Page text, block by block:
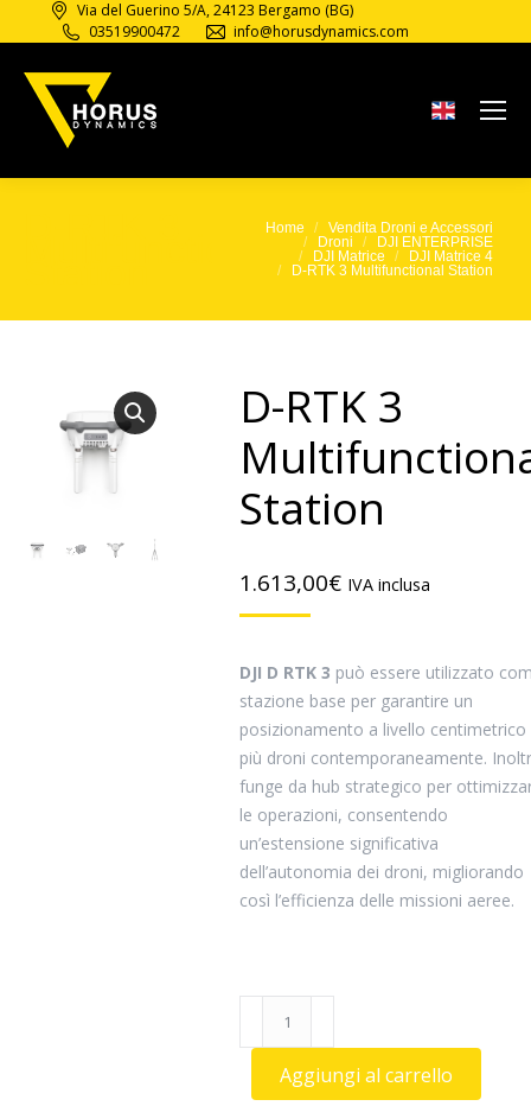
Via del Guerino 5/A, 24123 Bergamo (BG)
03519900472
info@horusdynamics.com
Tu sei qui:
Home
Vendita Droni e Accessori
Droni
DJI ENTERPRISE
DJI Matrice
DJI Matrice 4
D-RTK 3 Multifunctional Station
D-RTK 3
Station
1.613,00€ IVA inclusa
DJI D RTK 3 può essere utilizzato
stazione base per garantire un
posizionamento a livello centimetrico
più droni contemporaneamente.
funge da hub strategico per
le operazioni, consentendo
un’estensione significativa
dell’autonomia dei droni, migliorando
così l’efficienza delle missioni aeree.
Multifunctional
Aggiungi al carrello